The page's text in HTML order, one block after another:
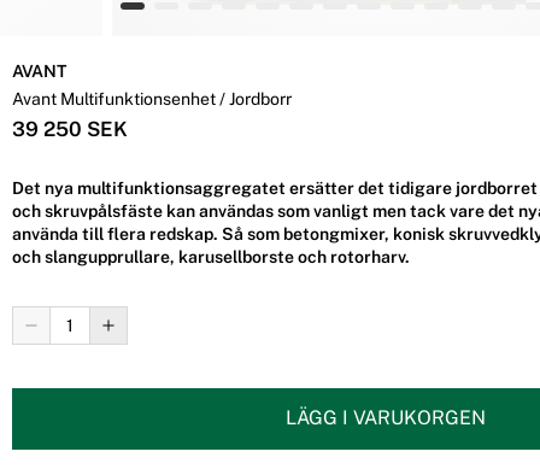
AVANT
Avant Multifunktionsenhet / Jordborr
39 250 SEK
Det nya multifunktionsaggregatet ersätter det tidigare jordborret
och skruvpålsfäste kan användas som vanligt men tack vare det
använda till flera redskap. Så som betongmixer, konisk
och slangupprullare, karusellborste och rotorharv.
LÄGG I VARUKORGEN